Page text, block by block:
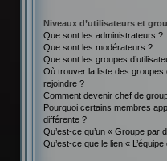
Niveaux d’utilisateurs et
Que sont les administrateurs ?
Que sont les modérateurs ?
Que sont les groupes
Où trouver la liste des groupes
rejoindre ?
Comment devenir chef de
Pourquoi certains membres
différente ?
Qu’est-ce qu’un « Groupe par
Qu’est-ce que le lien «